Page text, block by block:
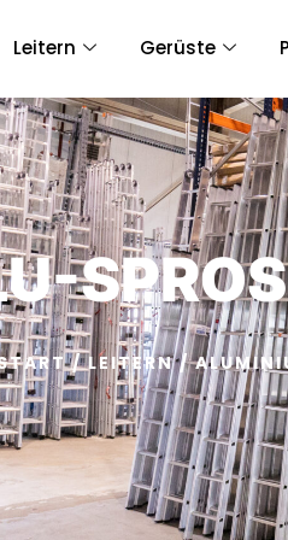
Leitern Gerüste
/LEITERN/